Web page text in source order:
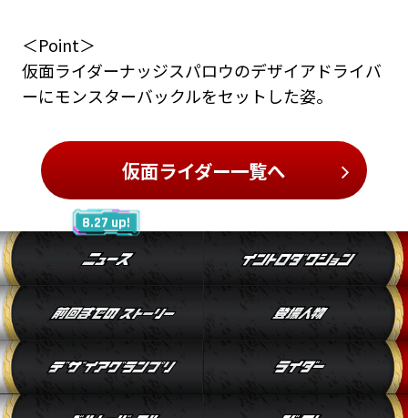
＜Point＞
仮面ライダーナッジスパロウのデザイアドライバ
ーにモンスターバックルをセットした姿。
仮面ライダー一覧へ
8.27 up!